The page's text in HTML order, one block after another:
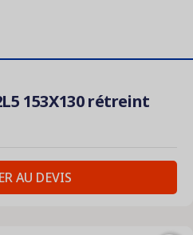
153X130 rétreint
AU DEVIS